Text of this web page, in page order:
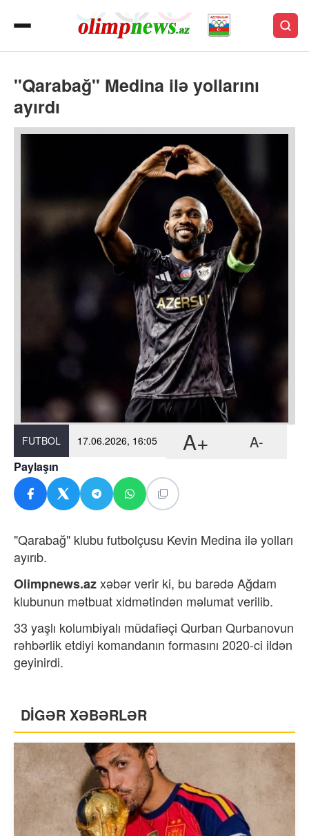
"Qarabağ" Medina ilə yollarını
ayırdı
FUTBOL 17.06.2026, 16:05 A+ A-
Paylaşın
"Qarabağ" klubu futbolçusu Kevin Medina ilə yolları
ayırıb.
Olimpnews.azxəbər verir ki, bu barədəAğdam
klubunun mətbuat xidmətindən məlumat verilib.
33 yaşlı kolumbiyalı müdafiəçi Qurban Qurbanovun
rəhbərlik etdiyi komandanın formasını 2020-ci ildən
geyinirdi.
DİGƏR XƏBƏRLƏR